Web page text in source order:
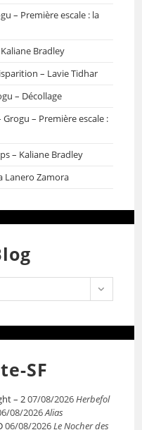
– Première escale : la
Bradley
– Lavie Tidhar
– Décollage
– Première escale :
– Kaliane Bradley
Lanero Zamora
SF
– 207/08/2026Herbefol
08/2026Alias
06/08/2026Le Nocher des